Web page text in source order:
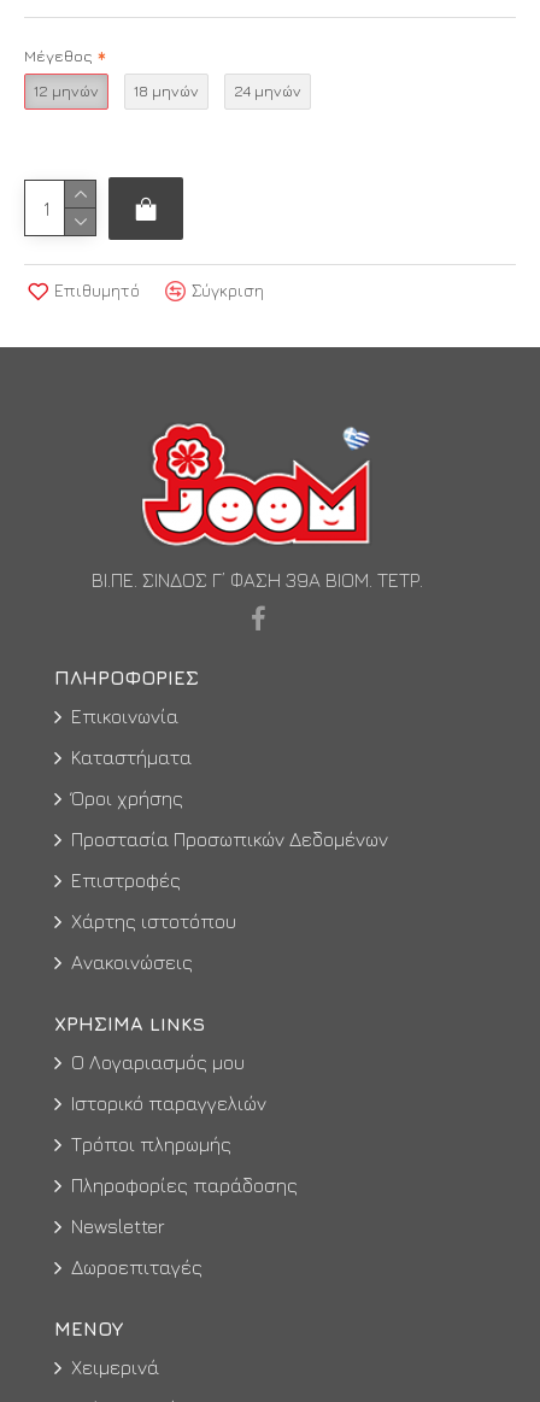
Μέγεθος
12 μηνών
18 μηνών 24 μηνών
Επιθυμητό Σύγκριση
ΒΙ.ΠΕ. ΣΙΝΔΟΣ Γ’ ΦΑΣΗ 39Α ΒΙΟΜ. ΤΕΤΡ.
ΠΛΗΡΟΦΟΡΊΕΣ
Επικοινωνία
Καταστήματα
Όροι χρήσης
Προστασία Προσωπικών Δεδομένων
Επιστροφές
Χάρτης ιστοτόπου
Ανακοινώσεις
ΧΡΉΣΙΜΑ LINKS
Ο Λογαριασμός μου
Ιστορικό παραγγελιών
Τρόποι πληρωμής
Πληροφορίες παράδοσης
Newsletter
Δωροεπιταγές
ΜΕΝΟΥ
Χειμερινά